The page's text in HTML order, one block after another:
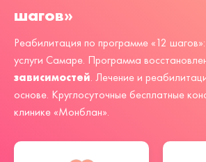
шагов»
Реабилитация по программе «12
услуги Самаре. Программа
зависимостей. Лечение и
основе. Круглосуточные бесплатные
клинике «Монблан».